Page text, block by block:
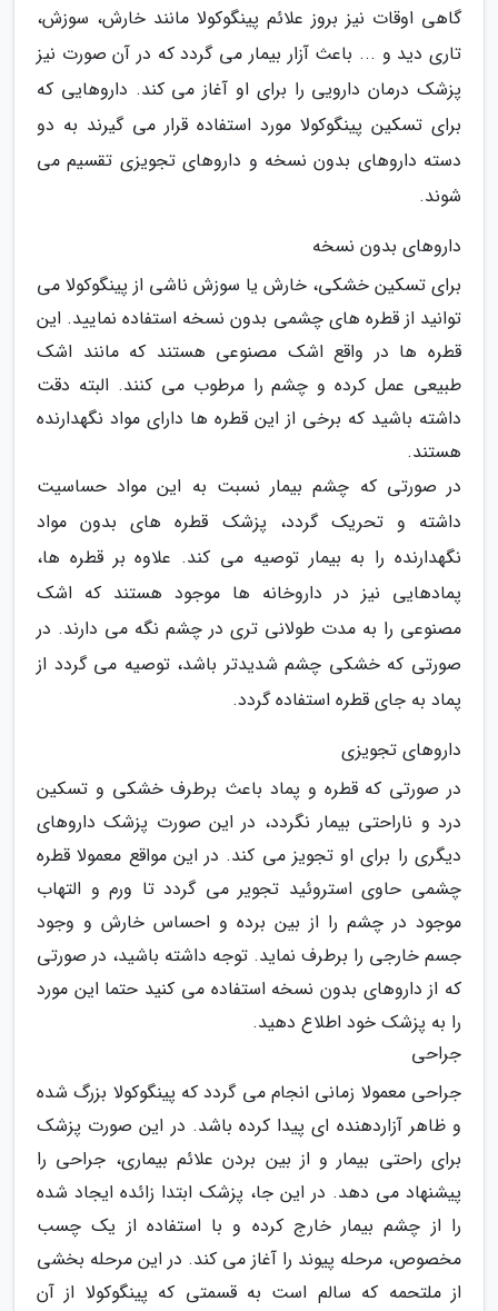
گاهی اوقات نیز بروز علائم پینگوکولا مانند خارش، سوزش،
تاری دید و ... باعث آزار بیمار می گردد که در آن صورت نیز
پزشک درمان دارویی را برای او آغاز می کند. داروهایی که
برای تسکین پینگوکولا مورد استفاده قرار می گیرند به دو
دسته داروهای بدون نسخه و داروهای تجویزی تقسیم می
شوند.
داروهای بدون نسخه
برای تسکین خشکی، خارش یا سوزش ناشی از پینگوکولا می
توانید از قطره های چشمی بدون نسخه استفاده نمایید. این
قطره ها در واقع اشک مصنوعی هستند که مانند اشک
طبیعی عمل کرده و چشم را مرطوب می کنند. البته دقت
داشته باشید که برخی از این قطره ها دارای مواد نگهدارنده
هستند.
در صورتی که چشم بیمار نسبت به این مواد حساسیت
داشته و تحریک گردد، پزشک قطره های بدون مواد
نگهدارنده را به بیمار توصیه می کند. علاوه بر قطره ها،
پمادهایی نیز در داروخانه ها موجود هستند که اشک
مصنوعی را به مدت طولانی تری در چشم نگه می دارند. در
صورتی که خشکی چشم شدیدتر باشد، توصیه می گردد از
پماد به جای قطره استفاده گردد.
داروهای تجویزی
در صورتی که قطره و پماد باعث برطرف خشکی و تسکین
درد و ناراحتی بیمار نگردد، در این صورت پزشک داروهای
دیگری را برای او تجویز می کند. در این مواقع معمولا قطره
چشمی حاوی استروئید تجویر می گردد تا ورم و التهاب
موجود در چشم را از بین برده و احساس خارش و وجود
جسم خارجی را برطرف نماید. توجه داشته باشید، در صورتی
که از داروهای بدون نسخه استفاده می کنید حتما این مورد
را به پزشک خود اطلاع دهید.
جراحی
جراحی معمولا زمانی انجام می گردد که پینگوکولا بزرگ شده
و ظاهر آزاردهنده ای پیدا کرده باشد. در این صورت پزشک
برای راحتی بیمار و از بین بردن علائم بیماری، جراحی را
پیشنهاد می دهد. در این جا، پزشک ابتدا زائده ایجاد شده
را از چشم بیمار خارج کرده و با استفاده از یک چسب
مخصوص، مرحله پیوند را آغاز می کند. در این مرحله بخشی
از ملتحمه که سالم است به قسمتی که پینگوکولا از آن